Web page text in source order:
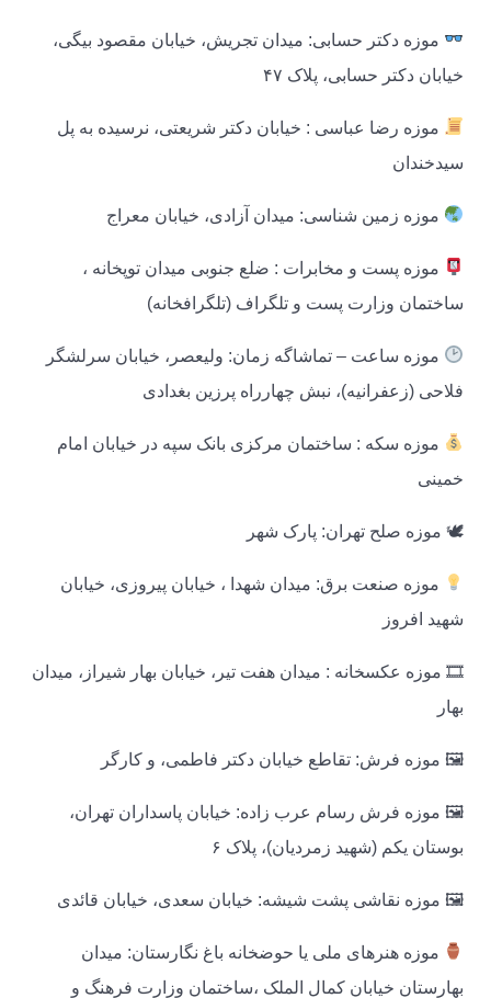
موزه دکتر حسابی: میدان تجریش، خیابان مقصود بیگی،
خیابان دکتر حسابی، پلاک ۴۷
موزه رضا عباسی : خیابان دکتر شریعتی، نرسیده به پل
سیدخندان
موزه زمین شناسی: میدان آزادی، خیابان معراج
موزه پست و مخابرات : ضلع جنوبی میدان توپخانه ،
ساختمان وزارت پست و تلگراف (تلگرافخانه)
موزه ساعت – تماشاگه زمان: ولیعصر، خیابان سرلشگر
فلاحی (زعفرانیه)، نبش چهارراه پرزین بغدادی
موزه سکه : ساختمان مرکزی بانک سپه در خیابان امام
خمینی
🕊 موزه صلح تهران: پارک شهر
موزه صنعت برق: میدان شهدا ، خیابان پیروزی، خیابان
شهید افروز
🎞 موزه عکسخانه : میدان هفت تیر، خیابان بهار شیراز، میدان
بهار
🖼 موزه فرش: تقاطع خیابان دکتر فاطمی‌، و کارگر
🖼 موزه فرش رسام عرب‌ زاده: خیابان پاسداران تهران،
بوستان یکم (شهید زمردیان)، پلاک ۶
🖼 موزه نقاشی پشت شیشه: خیابان سعدی، خیابان قائدی
موزه هنرهای ملی یا حوضخانه باغ نگارستان: میدان
بهارستان خیابان کمال الملک ،ساختمان وزارت فرهنگ و